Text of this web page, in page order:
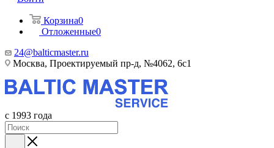
Корзина0
Отложенные0
24@balticmaster.ru
Москва, Проектируемый пр-д, №4062, 6с1
с 1993 года